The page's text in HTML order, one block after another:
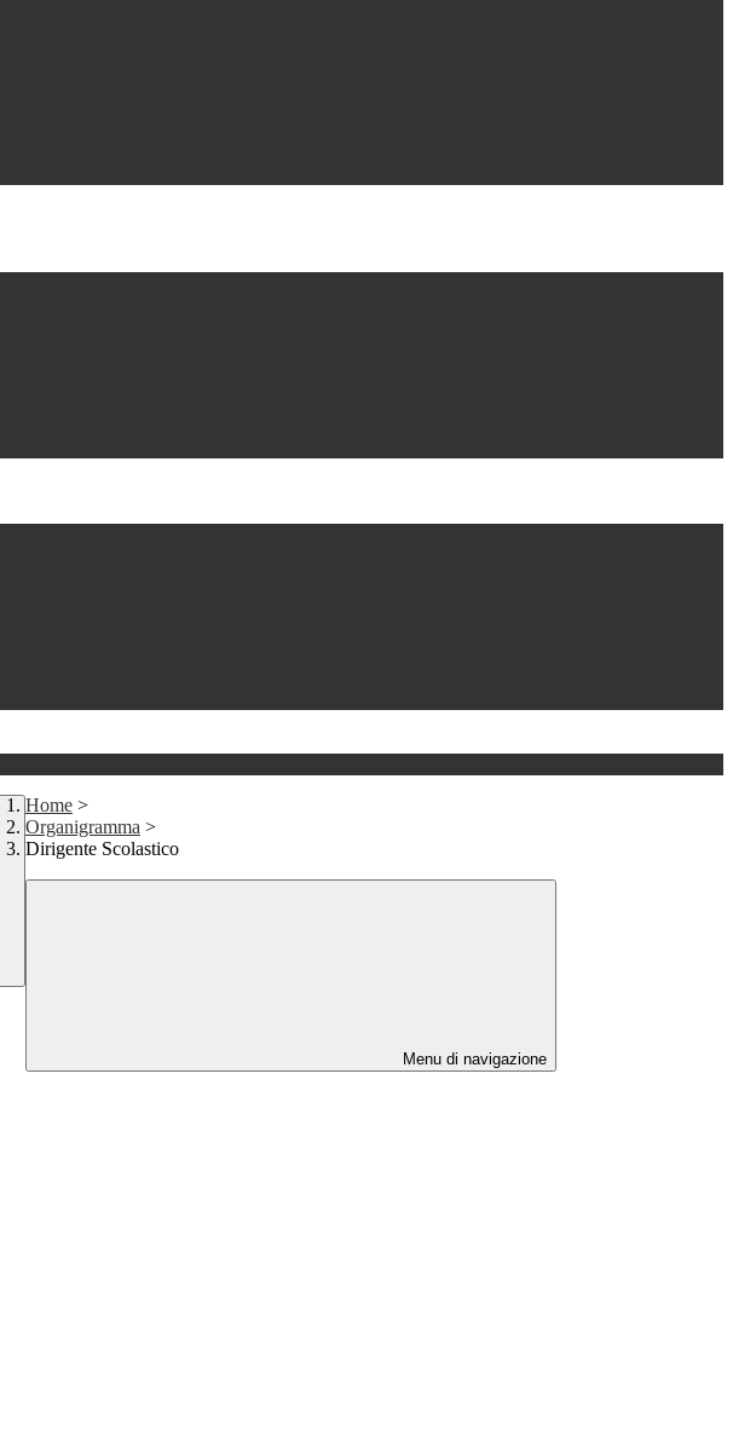
Home >
Organigramma >
Dirigente Scolastico
Menu di navigazione